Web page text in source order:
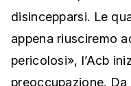
disincepparsi. Le
appena riusciremo
pericolosi», l’Acb
preoccupazione.